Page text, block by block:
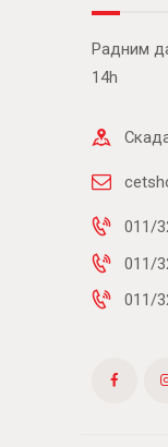
Радним
14h
011/
011/
011/